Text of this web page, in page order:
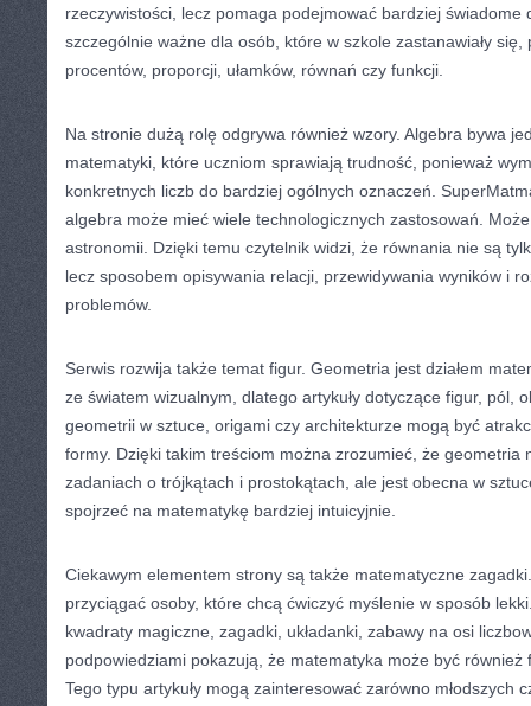
rzeczywistości, lecz pomaga podejmować bardziej świadome
szczególnie ważne dla osób, które w szkole zastanawiały się,
procentów, proporcji, ułamków, równań czy funkcji.
Na stronie dużą rolę odgrywa również wzory. Algebra bywa
matematyki, które uczniom sprawiają trudność, ponieważ
konkretnych liczb do bardziej ogólnych oznaczeń.
algebra może mieć wiele technologicznych zastosowań.
astronomii. Dzięki temu czytelnik widzi, że równania nie są
lecz sposobem opisywania relacji, przewidywania wyników i
problemów.
Serwis rozwija także temat figur. Geometria jest działem
ze światem wizualnym, dlatego artykuły dotyczące figur, pól,
geometrii w sztuce, origami czy architekturze mogą być
formy. Dzięki takim treściom można zrozumieć, że geometria
zadaniach o trójkątach i prostokątach, ale jest obecna w
spojrzeć na matematykę bardziej intuicyjnie.
Ciekawym elementem strony są także matematyczne
przyciągać osoby, które chcą ćwiczyć myślenie w sposób
kwadraty magiczne, zagadki, układanki, zabawy na osi
podpowiedziami pokazują, że matematyka może być
Tego typu artykuły mogą zainteresować zarówno młodszych